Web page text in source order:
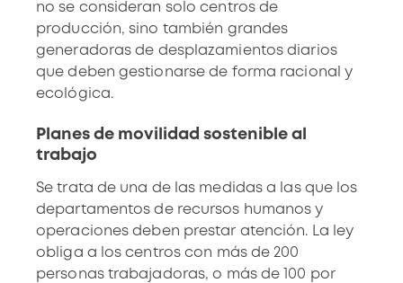
no se consideran solo centros de
producción, sino también grandes
generadoras de desplazamientos diarios
que deben gestionarse de forma racional y
ecológica.
Planes de movilidad sostenible al
trabajo
Se trata de una de las medidas a las que los
departamentos de recursos humanos y
operaciones deben prestar atención. La ley
obliga a los centros con más de 200
personas trabajadoras, o más de 100 por